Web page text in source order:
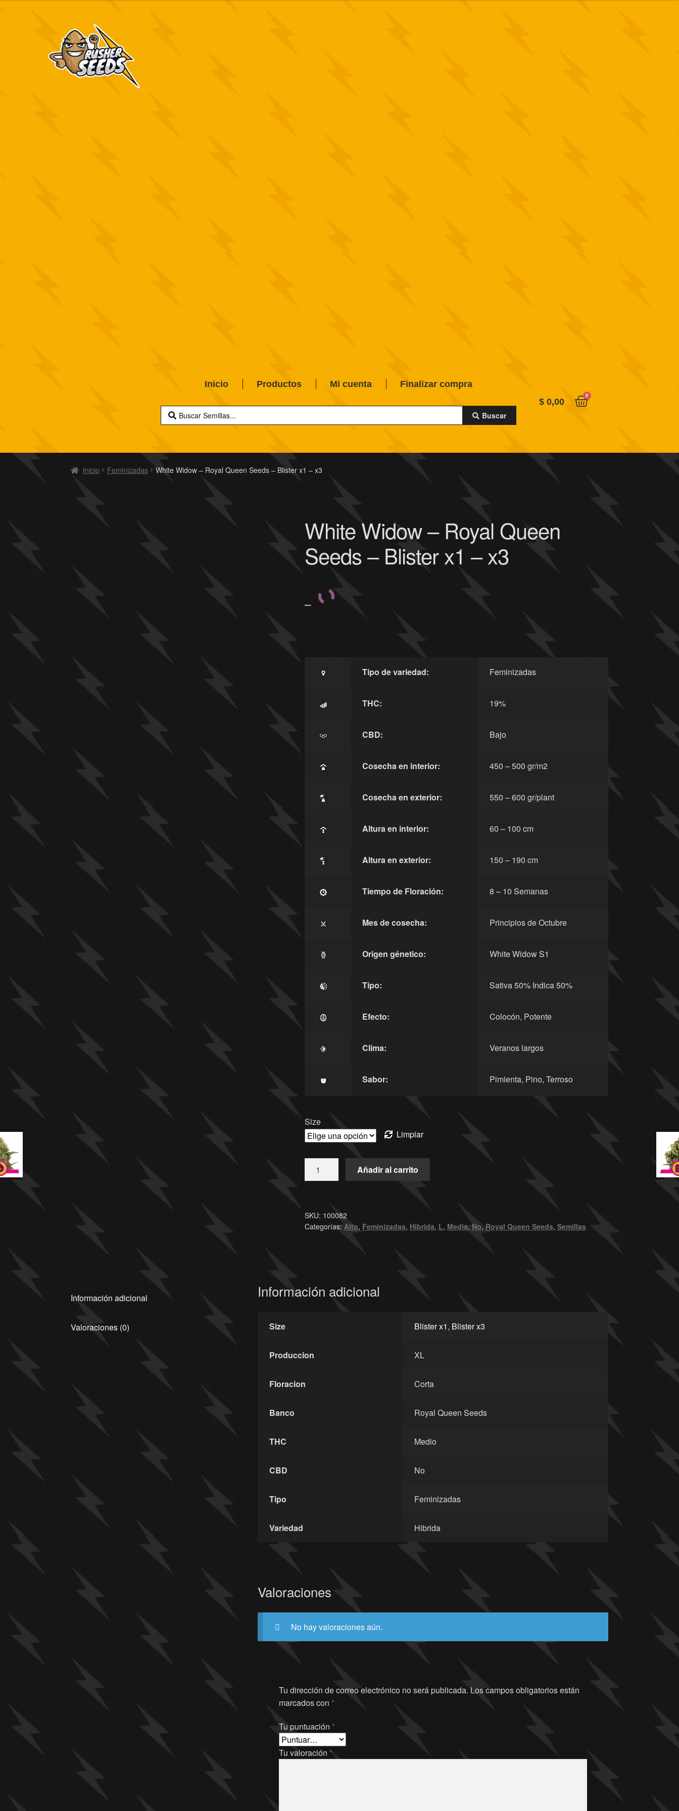
Inicio Productos Mi cuenta Finalizar compra
Buscar
$ 0,00
0
Inicio Feminizadas White Widow – Royal Queen Seeds – Blister x1 – x3
White Widow – Royal Queen
Seeds – Blister x1 – x3
–
Tipo de variedad: Feminizadas
THC: 19%
CBD: Bajo
Cosecha en interior: 450 – 500 gr/m2
Cosecha en exterior: 550 – 600 gr/plant
Altura en interior: 60 – 100 cm
Altura en exterior: 150 – 190 cm
Tiempo de Floración: 8 – 10 Semanas
Mes de cosecha: Principios de Octubre
Origen génetico: White Widow S1
Tipo: Sativa 50% Indica 50%
Efecto: Colocón, Potente
Clima: Veranos largos
Sabor: Pimienta, Pino, Terroso
Size
Limpiar
Añadir al carrito
SKU: 100082
Categorías: Alto, Feminizadas, Hibrida, L, Media, No, Royal Queen Seeds, Semillas
Información adicional
Valoraciones (0)
Información adicional
Size Blister x1, Blister x3
Produccion XL
Floracion Corta
Banco Royal Queen Seeds
THC Medio
CBD No
Tipo Feminizadas
Variedad Hibrida
Valoraciones
No hay valoraciones aún.
Tu dirección de correo electrónico no será publicada. Los campos obligatorios están
marcados con *
Tu puntuación *
Tu valoración *